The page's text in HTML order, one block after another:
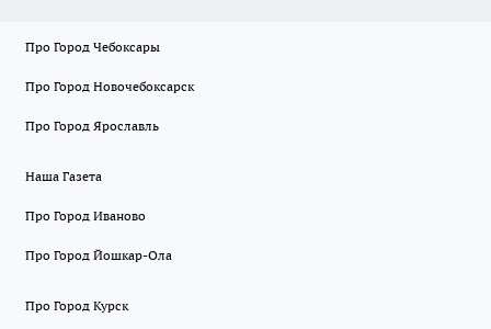
Про Город Чебоксары
Про Город Новочебоксарск
Про Город Ярославль
Наша Газета
Про Город Иваново
Про Город Йошкар-Ола
Про Город Курск